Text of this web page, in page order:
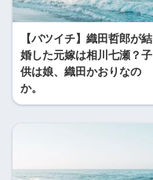
【バツイチ】織田哲郎が結
婚した元嫁は相川七瀬？子
供は娘、織田かおりなの
か。